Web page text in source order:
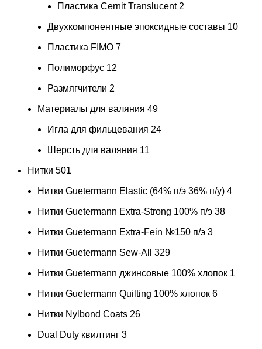
Пластика Cernit Translucent 2
Двухкомпонентные эпоксидные составы 10
Пластика FIMO 7
Полиморфус 12
Размягчители 2
Материалы для валяния 49
Игла для фильцевания 24
Шерсть для валяния 11
Нитки 501
Нитки Guetermann Elastic (64% п/э 36% п/у) 4
Нитки Guetermann Extra-Strong 100% п/э 38
Нитки Guetermann Extra-Fein №150 п/э 3
Нитки Guetermann Sew-All 329
Нитки Guetermann джинсовые 100% хлопок 1
Нитки Guetermann Quilting 100% хлопок 6
Нитки Nylbond Coats 26
Dual Duty квилтинг 3